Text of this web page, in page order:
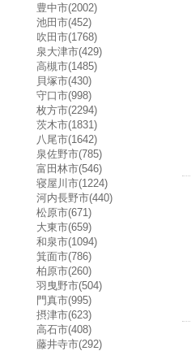
豊中市(2002)
池田市(452)
吹田市(1768)
泉大津市(429)
高槻市(1485)
貝塚市(430)
守口市(998)
枚方市(2294)
茨木市(1831)
八尾市(1642)
泉佐野市(785)
富田林市(546)
寝屋川市(1224)
河内長野市(440)
松原市(671)
大東市(659)
和泉市(1094)
箕面市(786)
柏原市(260)
羽曳野市(504)
門真市(995)
摂津市(623)
高石市(408)
藤井寺市(292)